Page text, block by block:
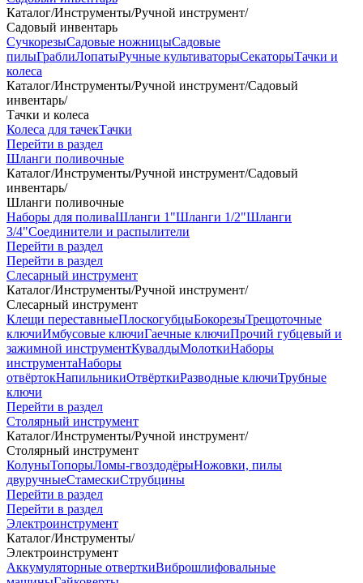
Каталог/Инструменты/Ручной инструмент/
Садовый инвентарь
СучкорезыСадовые ножницыСадовые
пилыГраблиЛопатыРучные культиваторыСекаторыТачки и
колеса
Каталог/Инструменты/Ручной инструмент/Садовый
инвентарь/
Тачки и колеса
Колеса для тачекТачки
Перейти в раздел
Шланги поливочные
Каталог/Инструменты/Ручной инструмент/Садовый
инвентарь/
Шланги поливочные
Наборы для поливаШланги 1"Шланги 1/2"Шланги
3/4"Соединители и распылители
Перейти в раздел
Перейти в раздел
Слесарный инструмент
Каталог/Инструменты/Ручной инструмент/
Слесарный инструмент
Клещи переставныеПлоскогубцыБокорезыТрещоточные
ключиИмбусовые ключиГаечные ключиПрочий губцевый и
зажимной инструментКувалдыМолоткиНаборы
инструментаНаборы
отвёртокНапильникиОтвёрткиРазводные ключиТрубные
ключи
Перейти в раздел
Столярный инструмент
Каталог/Инструменты/Ручной инструмент/
Столярный инструмент
КолуныТопорыЛомы-гвоздодёрыНожовки, пилы
двуручныеСтамескиСтрубцины
Перейти в раздел
Перейти в раздел
Электроинструмент
Каталог/Инструменты/
Электроинструмент
Аккумуляторные отверткиВиброшлифовальные